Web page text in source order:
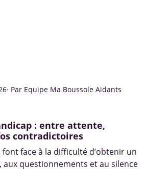
· Par Equipe Ma Boussole Aidants
: entre attente,
contradictoires
font face à la difficulté d’obtenir un
questionnements et au silence